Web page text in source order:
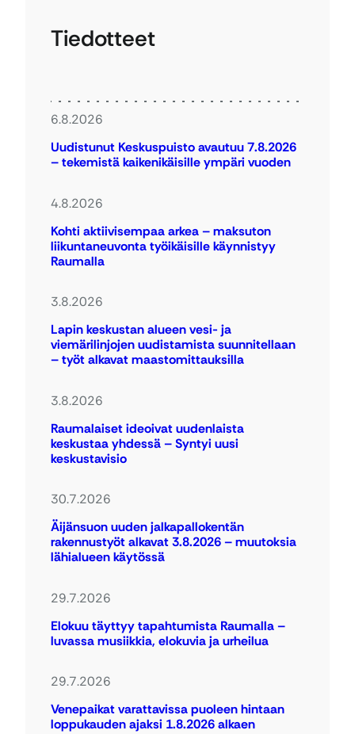
Tiedotteet
6.8.2026
Uudistunut Keskuspuisto avautuu 7.8.2026
– tekemistä kaikenikäisille ympäri vuoden
4.8.2026
Kohti aktiivisempaa arkea – maksuton
liikuntaneuvonta työikäisille käynnistyy
Raumalla
3.8.2026
Lapin keskustan alueen vesi- ja
viemärilinjojen uudistamista suunnitellaan
– työt alkavat maastomittauksilla
3.8.2026
Raumalaiset ideoivat uudenlaista
keskustaa yhdessä – Syntyi uusi
keskustavisio
30.7.2026
Äijänsuon uuden jalkapallokentän
rakennustyöt alkavat 3.8.2026 – muutoksia
lähialueen käytössä
29.7.2026
Elokuu täyttyy tapahtumista Raumalla –
luvassa musiikkia, elokuvia ja urheilua
29.7.2026
Venepaikat varattavissa puoleen hintaan
loppukauden ajaksi 1.8.2026 alkaen